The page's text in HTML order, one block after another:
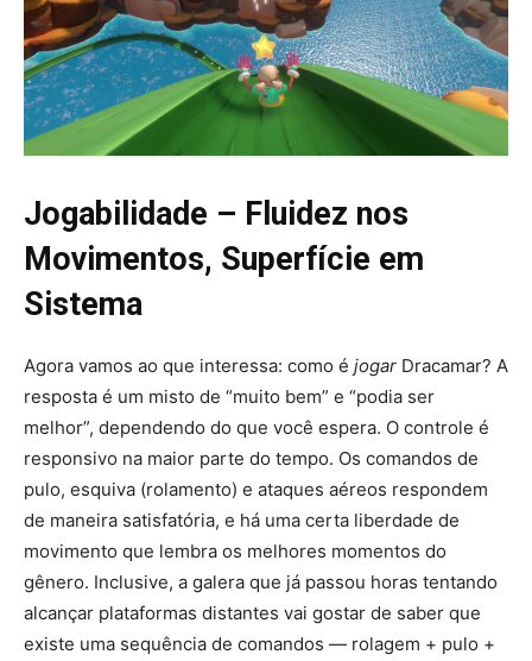
Jogabilidade – Fluidez nos
Movimentos, Superfície em
Sistema
Agora vamos ao que interessa: como é jogar Dracamar? A
resposta é um misto de “muito bem” e “podia ser
melhor”, dependendo do que você espera. O controle é
responsivo na maior parte do tempo. Os comandos de
pulo, esquiva (rolamento) e ataques aéreos respondem
de maneira satisfatória, e há uma certa liberdade de
movimento que lembra os melhores momentos do
gênero. Inclusive, a galera que já passou horas tentando
alcançar plataformas distantes vai gostar de saber que
existe uma sequência de comandos — rolagem + pulo +